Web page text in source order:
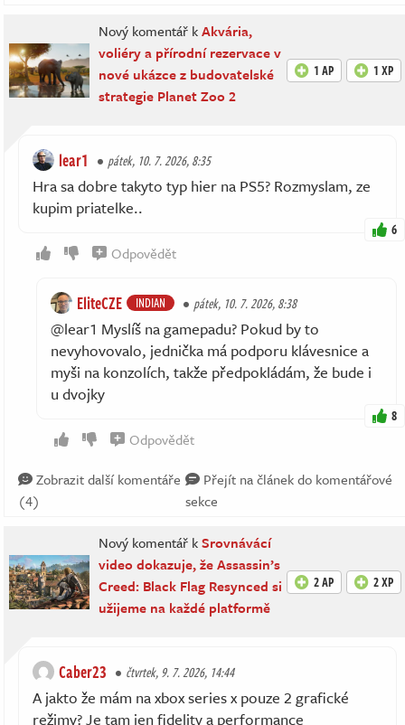
Nový komentář kAkvária,
voliéry a přírodní rezervace v
nové ukázce z budovatelské
strategie Planet Zoo 2
1 AP 1 XP
lear1 pátek, 10. 7. 2026, 8:35
Hra sa dobre takyto typ hier na PS5? Rozmyslam, ze
kupim priatelke..
6
Odpovědět
EliteCZE INDIAN pátek, 10. 7. 2026, 8:38
@lear1 Myslíš na gamepadu? Pokud by to
nevyhovovalo, jednička má podporu klávesnice a
myši na konzolích, takže předpokládám, že bude i
u dvojky
8
Odpovědět
Zobrazit další komentáře
(4)
Přejít na článek do komentářové
sekce
Nový komentář kSrovnávácí
video dokazuje, že Assassin’s
Creed: Black Flag Resynced si
užijeme na každé platformě
2 AP 2 XP
Caber23 čtvrtek, 9. 7. 2026, 14:44
A jakto že mám na xbox series x pouze 2 grafické
režimy? Je tam jen fidelity a performance